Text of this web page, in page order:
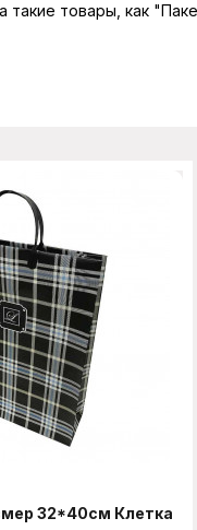
такие товары, как
32*40см Клетка